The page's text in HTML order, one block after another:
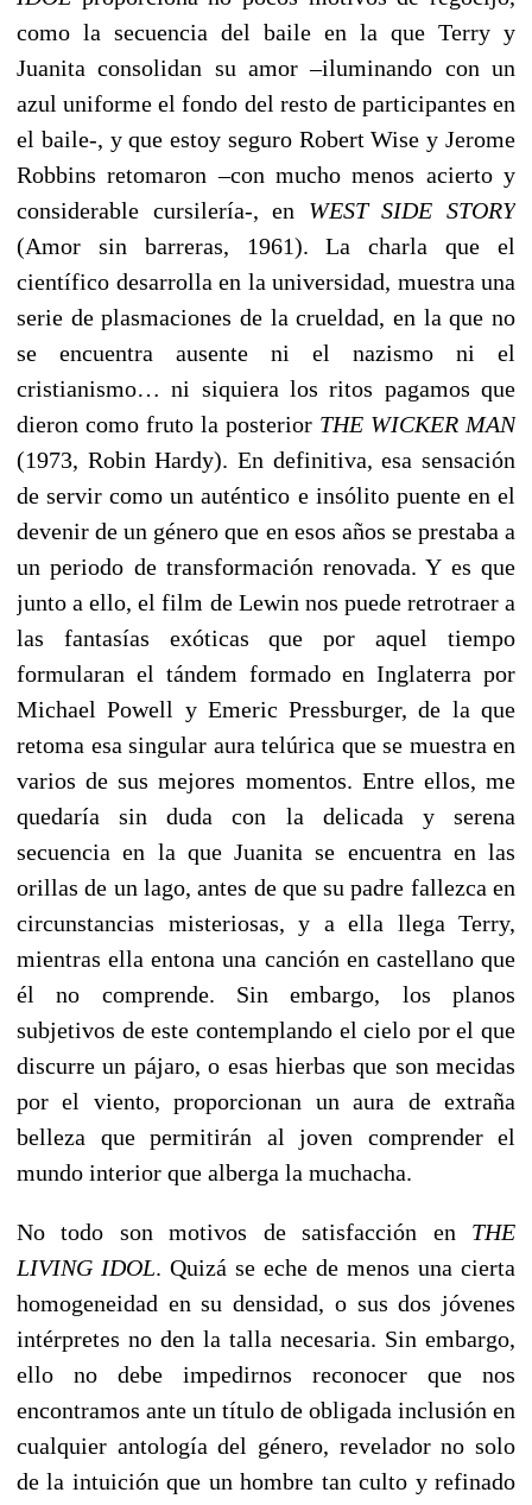
como la secuencia del baile en la que Terry y
Juanita consolidan su amor –iluminando con un
azul uniforme el fondo del resto de participantes en
el baile-, y que estoy seguro Robert Wise y Jerome
Robbins retomaron –con mucho menos acierto y
considerable cursilería-, en WEST SIDE STORY
(Amor sin barreras, 1961). La charla que el
científico desarrolla en la universidad, muestra una
serie de plasmaciones de la crueldad, en la que no
se encuentra ausente ni el nazismo ni el
cristianismo… ni siquiera los ritos pagamos que
dieron como fruto la posterior THE WICKER MAN
(1973, Robin Hardy). En definitiva, esa sensación
de servir como un auténtico e insólito puente en el
devenir de un género que en esos años se prestaba a
un periodo de transformación renovada. Y es que
junto a ello, el film de Lewin nos puede retrotraer a
las fantasías exóticas que por aquel tiempo
formularan el tándem formado en Inglaterra por
Michael Powell y Emeric Pressburger, de la que
retoma esa singular aura telúrica que se muestra en
varios de sus mejores momentos. Entre ellos, me
quedaría sin duda con la delicada y serena
secuencia en la que Juanita se encuentra en las
orillas de un lago, antes de que su padre fallezca en
circunstancias misteriosas, y a ella llega Terry,
mientras ella entona una canción en castellano que
él no comprende. Sin embargo, los planos
subjetivos de este contemplando el cielo por el que
discurre un pájaro, o esas hierbas que son mecidas
por el viento, proporcionan un aura de extraña
belleza que permitirán al joven comprender el
mundo interior que alberga la muchacha.
No todo son motivos de satisfacción en THE
LIVING IDOL. Quizá se eche de menos una cierta
homogeneidad en su densidad, o sus dos jóvenes
intérpretes no den la talla necesaria. Sin embargo,
ello no debe impedirnos reconocer que nos
encontramos ante un título de obligada inclusión en
cualquier antología del género, revelador no solo
de la intuición que un hombre tan culto y refinado